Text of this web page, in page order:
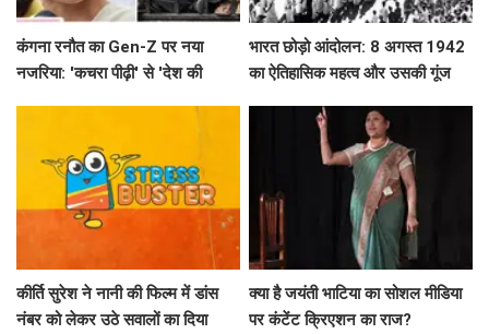
कंगना रनौत का Gen-Z पर नया
नजरिया: 'कचरा पीढ़ी' से 'देश की
भारत छोड़ो आंदोलन: 8 अगस्त 1942
का ऐतिहासिक महत्व और उसकी गूंज
कीर्ति सुरेश ने नानी की फिल्म में डांस
नंबर को लेकर उठे सवालों का दिया
क्या है जयंती भाटिया का सोशल मीडिया
पर कंटेंट क्रिएशन का राज?